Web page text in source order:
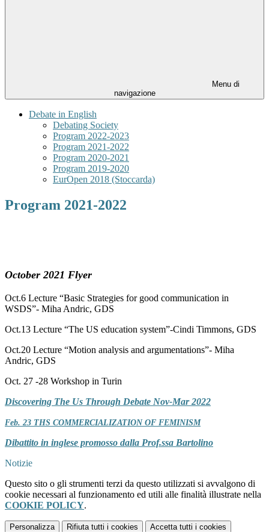
Menu di
navigazione
Debate in English
Debating Society
Program 2022-2023
Program 2021-2022
Program 2020-2021
Program 2019-2020
EurOpen 2018 (Stoccarda)
Program 2021-2022
October 2021 Flyer
Oct.6 Lecture “Basic Strategies for good communication in
WSDS”- Miha Andric, GDS
Oct.13 Lecture “The US education system”-Cindi Timmons, GDS
Oct.20 Lecture “Motion analysis and argumentations”- Miha
Andric, GDS
Oct. 27 -28 Workshop in Turin
Discovering The Us Through Debate Nov-Mar 2022
Feb. 23 THS COMMERCIALIZATION OF FEMINISM
Dibattito in inglese promosso dalla Prof.ssa Bartolino
Notizie
Questo sito o gli strumenti terzi da questo utilizzati si avvalgono di
cookie necessari al funzionamento ed utili alle finalità illustrate nella
COOKIE POLICY.
Personalizza Rifiuta tutti i cookies Accetta tutti i cookies